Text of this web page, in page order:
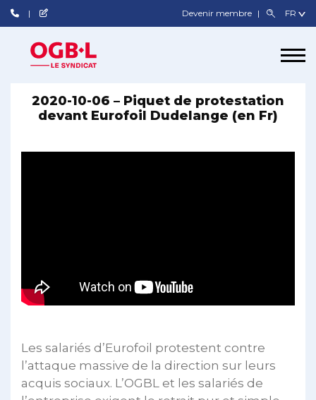
Devenir membre
2020-10-06 – Piquet de protestation
devant Eurofoil Dudelange (en Fr)
Les salariés d’Eurofoil protestent contre
l’attaque massive de la direction sur leurs
acquis sociaux. L’OGBL et les salariés de